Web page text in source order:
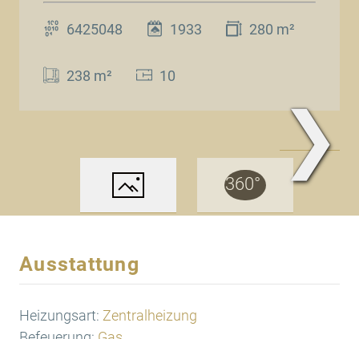
6425048 1933 280 m²
238 m² 10
❯
Ausstattung
Heizungsart: Zentralheizung